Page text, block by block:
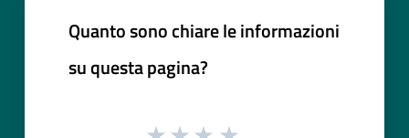
Quanto sono chiare le informazioni
su questa pagina?